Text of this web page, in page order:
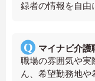
録者の情報を自由
マイナビ介護
職場の雰囲気や実
ん、希望勤務地や